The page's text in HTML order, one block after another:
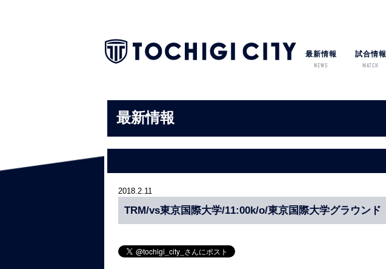
最新情報
NEWS
試合情報
MATCH
最新情報
2018.2.11
TRM/vs東京国際大学/11:00k/o/東京国際大学グラウンド